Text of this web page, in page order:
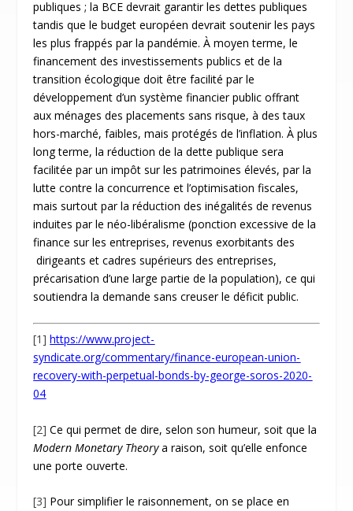
publiques ; la BCE devrait garantir les dettes publiques
tandis que le budget européen devrait soutenir les pays
les plus frappés par la pandémie. À moyen terme, le
financement des investissements publics et de la
transition écologique doit être facilité par le
développement d’un système financier public offrant
aux ménages des placements sans risque, à des taux
hors-marché, faibles, mais protégés de l’inflation. À plus
long terme, la réduction de la dette publique sera
facilitée par un impôt sur les patrimoines élevés, par la
lutte contre la concurrence et l’optimisation fiscales,
mais surtout par la réduction des inégalités de revenus
induites par le néo-libéralisme (ponction excessive de la
finance sur les entreprises, revenus exorbitants des
dirigeants et cadres supérieurs des entreprises,
précarisation d’une large partie de la population), ce qui
soutiendra la demande sans creuser le déficit public.
[1] https://www.project-
syndicate.org/commentary/finance-european-union-
recovery-with-perpetual-bonds-by-george-soros-2020-
04
[2] Ce qui permet de dire, selon son humeur, soit que la
Modern Monetary Theorya raison, soit qu’elle enfonce
une porte ouverte.
[3] Pour simplifier le raisonnement, on se place en